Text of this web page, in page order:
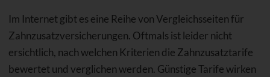
Im Internet gibt es eine Reihe von Vergleichsseiten für
Zahnzusatzversicherungen. Oftmals ist leider nicht
ersichtlich, nach welchen Kriterien die Zahnzusatztarife
bewertet und verglichen werden. Günstige Tarife wirken